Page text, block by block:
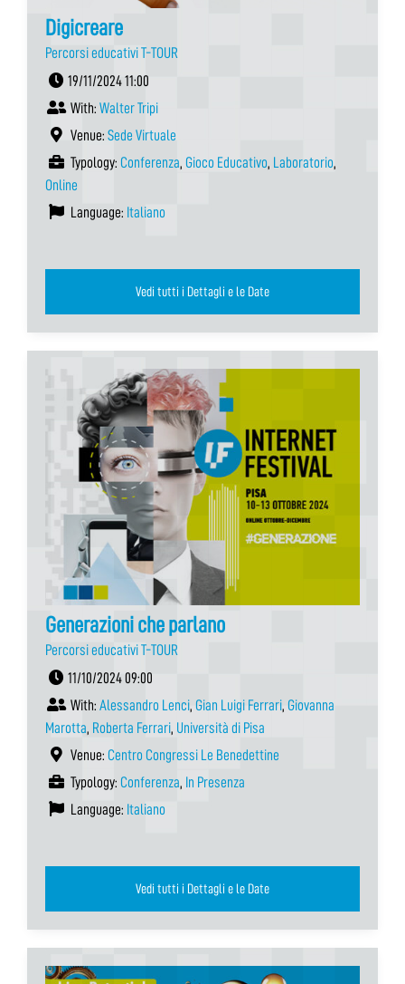
Digicreare
Percorsi educativi T-TOUR
19/11/2024 11:00
With: Walter Tripi
Venue: Sede Virtuale
Typology: Conferenza, Gioco Educativo, Laboratorio,
Online
Language: Italiano
Vedi tutti i Dettagli e le Date
Generazioni che parlano
Percorsi educativi T-TOUR
11/10/2024 09:00
With: Alessandro Lenci, Gian Luigi Ferrari, Giovanna
Marotta, Roberta Ferrari, Università di Pisa
Venue: Centro Congressi Le Benedettine
Typology: Conferenza, In Presenza
Language: Italiano
Vedi tutti i Dettagli e le Date